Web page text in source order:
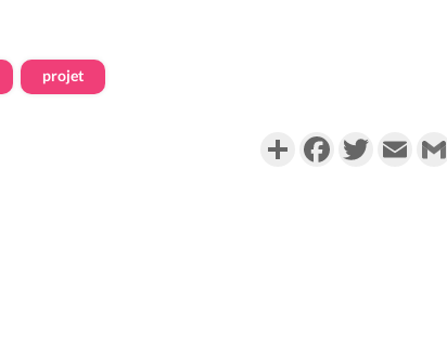
projet
PartagerFacebookTwitterEmail